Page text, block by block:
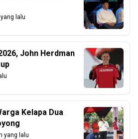
lalu
John Herdman
Kelapa Dua
yang lalu